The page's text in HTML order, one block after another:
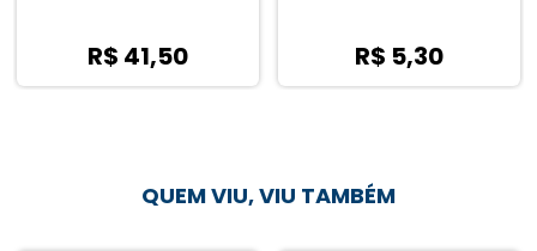
R$ 41,50 R$ 5,30
QUEM VIU, VIU TAMBÉM